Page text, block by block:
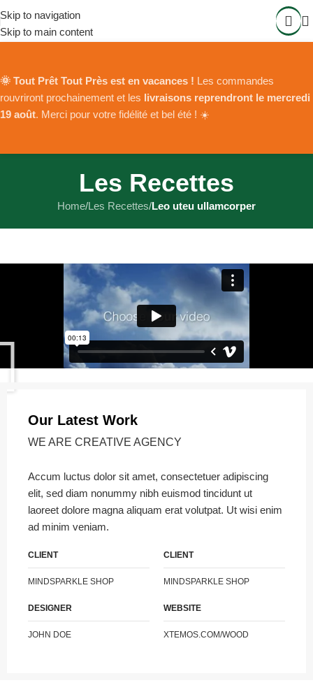
Skip to navigation
Skip to main content
🌞 Tout Prêt Tout Près est en vacances ! Les commandes
rouvriront prochainement et les livraisons reprendront le mercredi
19 août. Merci pour votre fidélité et bel été ! ☀️
Les Recettes
Home/Les Recettes/Leo uteu ullamcorper
Our Latest Work
WE ARE CREATIVE AGENCY
Accum luctus dolor sit amet, consectetuer adipiscing
elit, sed diam nonummy nibh euismod tincidunt ut
laoreet dolore magna aliquam erat volutpat. Ut wisi enim
ad minim veniam.
CLIENT
MINDSPARKLE SHOP
CLIENT
MINDSPARKLE SHOP
DESIGNER
JOHN DOE
WEBSITE
XTEMOS.COM/WOOD